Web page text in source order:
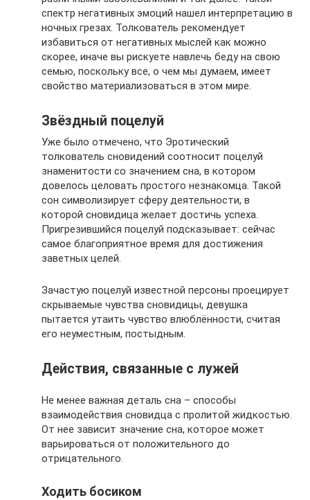
спектр негативных эмоций нашел интерпретацию в
ночных грезах. Толкователь рекомендует
избавиться от негативных мыслей как можно
скорее, иначе вы рискуете навлечь беду на свою
семью, поскольку все, о чем мы думаем, имеет
свойство материализоваться в этом мире.
Звёздный поцелуй
Уже было отмечено, что Эротический
толкователь сновидений соотносит поцелуй
знаменитости со значением сна, в котором
довелось целовать простого незнакомца. Такой
сон символизирует сферу деятельности, в
которой сновидица желает достичь успеха.
Пригрезившийся поцелуй подсказывает: сейчас
самое благоприятное время для достижения
заветных целей.
Зачастую поцелуй известной персоны проецирует
скрываемые чувства сновидицы, девушка
пытается утаить чувство влюблённости, считая
его неуместным, постыдным.
Действия, связанные с лужей
Не менее важная деталь сна – способы
взаимодействия сновидца с пролитой жидкостью.
От нее зависит значение сна, которое может
варьироваться от положительного до
отрицательного.
Ходить босиком